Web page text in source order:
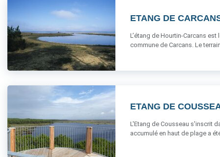
ETANG DE
L’étang de Hourtin-Carcans
commune de Carcans. Le
ETANG DE
L'Etang de Cousseau s'inscrit
accumulé en haut de plage a